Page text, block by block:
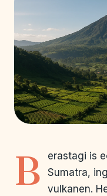
B
erastagi is
Sumatra,
vulkanen.